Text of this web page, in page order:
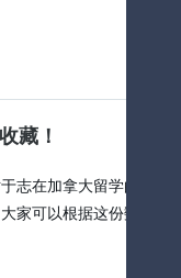
藏！
志在加拿大留学的同学
家可以根据这份数据